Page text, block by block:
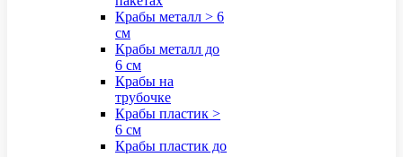
Крабы металл > 6
см
Крабы металл до
6 см
Крабы на
трубочке
Крабы пластик >
6 см
Крабы пластик до